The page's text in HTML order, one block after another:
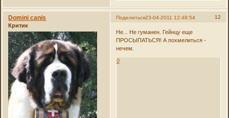
Поделиться 12
23-04-2011 12:48:54
Domini canis
Критик
Не... Не гуманен. Гейнцу еще
ПРОСЫПАТЬСЯ! А похмелиться -
нечем.
0